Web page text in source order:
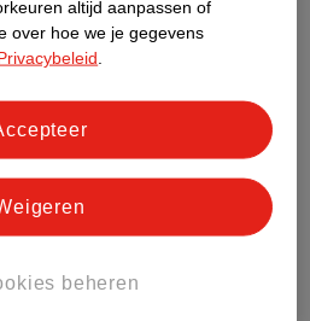
gemakkelijk bezorgen in de
drogist. Dit betekent dat je
altijd aanpassen of
over hoe we je gegevens
beheren